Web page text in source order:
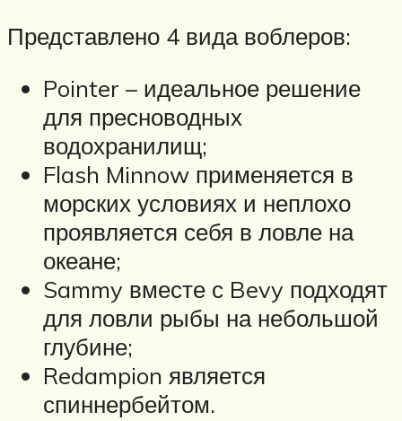
Представлено 4 вида воблеров:
Pointer – идеальное решение
для пресноводных
водохранилищ;
Flash Minnow применяется в
морских условиях и неплохо
проявляется себя в ловле на
океане;
Sammy вместе с Bevy подходят
для ловли рыбы на небольшой
глубине;
Redampion является
спиннербейтом.